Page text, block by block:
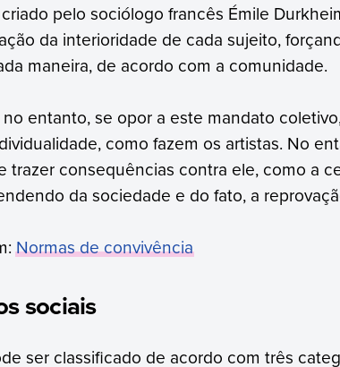
pelo sociólogo francês Émile
da interioridade de cada sujeito,
maneira, de acordo com a comunidade.
entanto, se opor a este mandato
como fazem os artistas. No
trazer consequências contra ele, como a
da sociedade e do fato, a
Normas de convivência
sociais
ser classificado de acordo com três